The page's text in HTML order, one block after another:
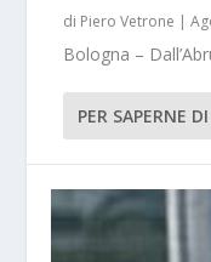
di Piero Vetrone |
Bologna –
PER SAPERNE